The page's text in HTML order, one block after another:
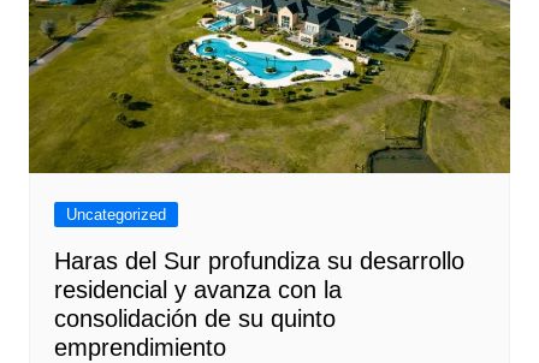
Uncategorized
Haras del Sur profundiza su desarrollo
residencial y avanza con la
consolidación de su quinto
emprendimiento